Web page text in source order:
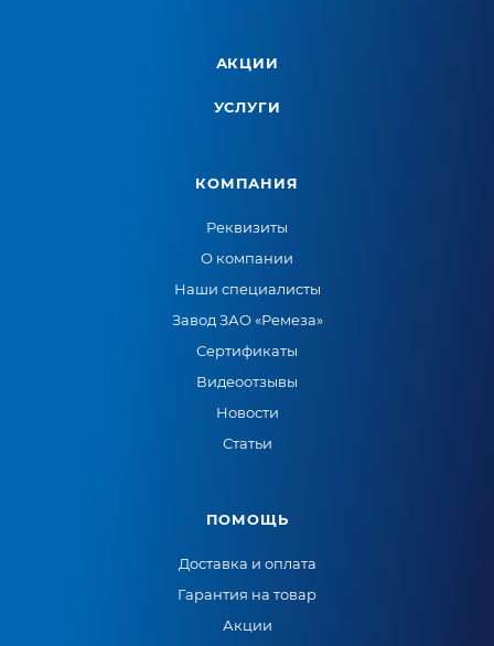
АКЦИИ
УСЛУГИ
КОМПАНИЯ
Реквизиты
О компании
Наши специалисты
Завод ЗАО «Ремеза»
Сертификаты
Видеоотзывы
Новости
Статьи
ПОМОЩЬ
Доставка и оплата
Гарантия на товар
Акции